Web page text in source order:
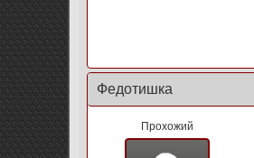
Федотишка
Прохожий